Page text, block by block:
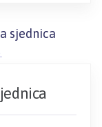
sjednica